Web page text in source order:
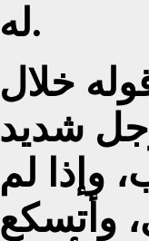
له.
خلال
شديد
وإذا لم
وأتسكع